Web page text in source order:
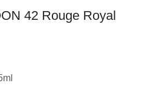
42 Rouge Royal